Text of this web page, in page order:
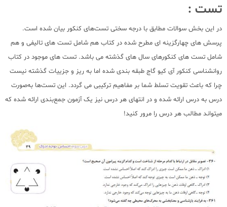
تست :
در این بخش سوالات مطابق با درجه سختی تست‌های کنکور بیان شده است.
پرسش های چهارگزینه ای مطرح شده در کتاب هم شامل تست های تالیفی و هم
شامل تست های کنکورهای سال های گذشته می باشد. تست های موجود در کتاب
روانشناسی کنکور آی کیو گاج طبقه بندی شده اما به ریز و جزییات گذشته نیست
چرا که باعث تقویت تسلط شما بر مفاهیم ترکیبی می گردد. این تست‌ها به‌صورت
درس به درس ارائه شده و در انتهای هر درس نیز یک آزمون جمع‌بندی ارائه شده که
میتواند مطالب هر درس را مرور کنید!